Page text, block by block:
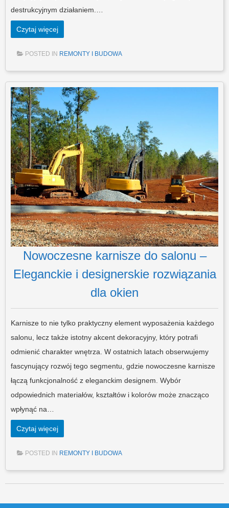
destrukcyjnym działaniem.…
Czytaj więcej
POSTED IN REMONTY I BUDOWA
Nowoczesne karnisze do salonu –
Eleganckie i designerskie rozwiązania
dla okien
Karnisze to nie tylko praktyczny element wyposażenia każdego
salonu, lecz także istotny akcent dekoracyjny, który potrafi
odmienić charakter wnętrza. W ostatnich latach obserwujemy
fascynujący rozwój tego segmentu, gdzie nowoczesne karnisze
łączą funkcjonalność z eleganckim designem. Wybór
odpowiednich materiałów, kształtów i kolorów może znacząco
wpłynąć na…
Czytaj więcej
POSTED IN REMONTY I BUDOWA
Post navigation